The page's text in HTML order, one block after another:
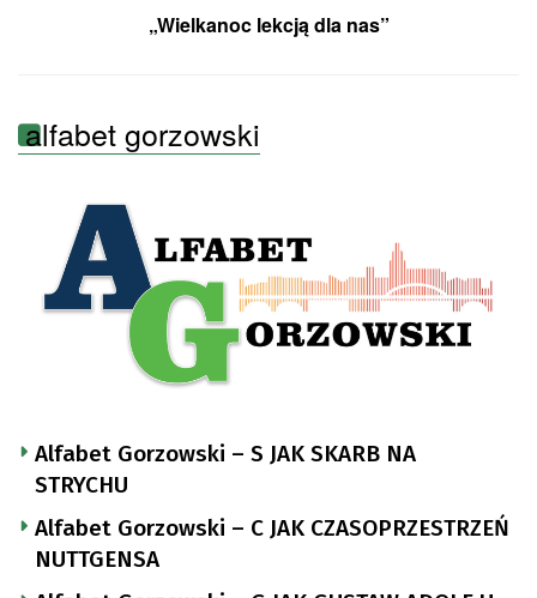
„Wielkanoc lekcją dla nas”
alfabet gorzowski
Alfabet Gorzowski – S JAK SKARB NA
STRYCHU
Alfabet Gorzowski – C JAK CZASOPRZESTRZEŃ
NUTTGENSA